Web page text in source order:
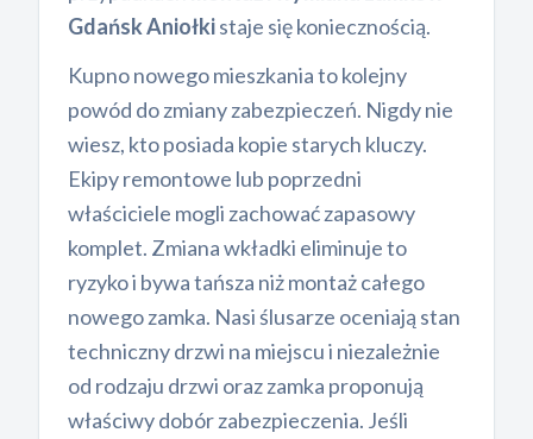
Gdańsk Aniołkistaje się koniecznością.
Kupno nowego mieszkania to kolejny
powód do zmiany zabezpieczeń. Nigdy nie
wiesz, kto posiada kopie starych kluczy.
Ekipy remontowe lub poprzedni
właściciele mogli zachować zapasowy
komplet. Zmiana wkładki eliminuje to
ryzyko i bywa tańsza niż montaż całego
nowego zamka. Nasi ślusarze oceniają stan
techniczny drzwi na miejscu i niezależnie
od rodzaju drzwi oraz zamka proponują
właściwy dobór zabezpieczenia. Jeśli